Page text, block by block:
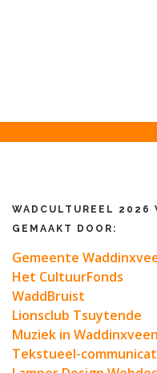
WADCULTUREEL 2026
GEMAAKT DOOR:
Gemeente
Het CultuurFonds
WaddBruist
Lionsclub Tsuytende
Muziek in Waddinxveen
Tekstueel-